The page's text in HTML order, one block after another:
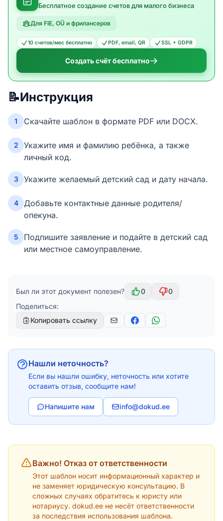
Бесплатное создание счетов для малого бизнеса
Для FIE, OÜ и фрилансеров
10 счетов/мес бесплатно PDF, email, QR SSL + GDPR
Создать счёт бесплатно
📝Инструкция
1 Скачайте шаблон в формате PDF или DOCX.
2
Укажите имя и фамилию ребёнка, а также
личный код.
3 Укажите желаемый детский сад и дату начала.
4
Добавьте контактные данные родителя/
опекуна.
5
Подпишите заявление и подайте в детский сад
или местное самоуправление.
Был ли этот документ полезен? 0
0
Поделиться:
Копировать ссылку
Нашли неточность?
Если вы нашли ошибку, неточность или хотите
оставить отзыв, сообщите нам!
Напишите нам info@dokud.ee
Важно! Отказ от ответственности
Этот шаблон носит информационный характер и
не заменяет юридическую консультацию. В
сложных случаях обратитесь к юристу или
нотариусу. dokud.ee не несёт ответственности
за последствия использования шаблона.